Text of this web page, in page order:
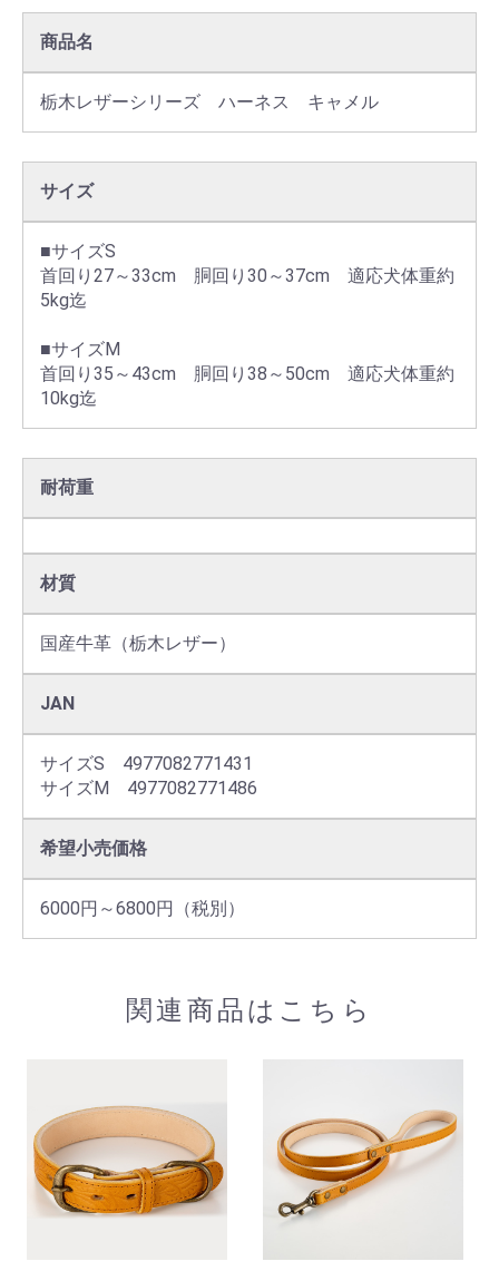
商品名
栃木レザーシリーズ　ハーネス　キャメル
サイズ
■サイズS
首回り27～33cm　胴回り30～37cm　適応犬体重約
5kg迄
■サイズM
首回り35～43cm　胴回り38～50cm　適応犬体重約
10kg迄
耐荷重
材質
国産牛革（栃木レザー）
JAN
サイズS　4977082771431
サイズM　4977082771486
希望小売価格
6000円～6800円（税別）
関連商品はこちら